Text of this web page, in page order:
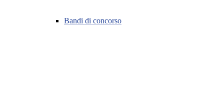
Bandi di concorso